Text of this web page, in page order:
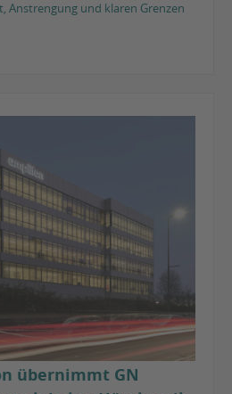
Anstrengung und klaren Grenzen
übernimmt GN